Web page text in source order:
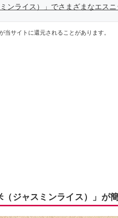
ンライス）」でさまざまなエス
サイトに還元されることがあります。
ジャスミンライス）」が